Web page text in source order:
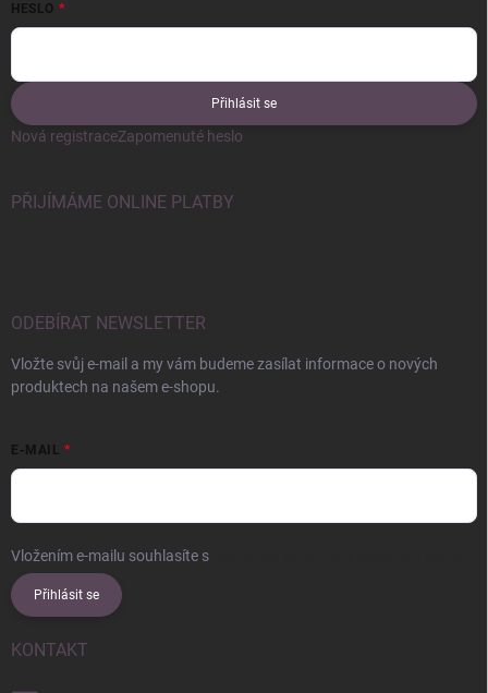
HESLO
Přihlásit se
Nová registraceZapomenuté heslo
PŘIJÍMÁME ONLINE PLATBY
ODEBÍRAT NEWSLETTER
Vložte svůj e-mail a my vám budeme zasílat informace o nových
produktech na našem e-shopu.
E-MAIL
Vložením e-mailu souhlasíte s
Přihlásit se
KONTAKT